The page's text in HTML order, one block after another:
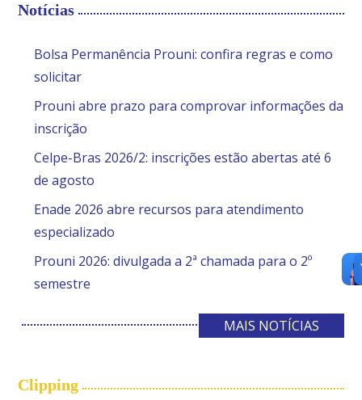
Notícias
Bolsa Permanência Prouni: confira regras e como
solicitar
Prouni abre prazo para comprovar informações da
inscrição
Celpe-Bras 2026/2: inscrições estão abertas até 6
de agosto
Enade 2026 abre recursos para atendimento
especializado
Prouni 2026: divulgada a 2ª chamada para o 2º
semestre
MAIS NOTÍCIAS
Clipping